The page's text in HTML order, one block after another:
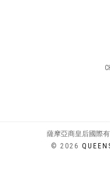
薩摩亞商皇后國際
© 2026